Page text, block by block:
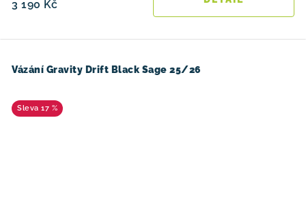
3 190 Kč
Vázání Gravity Drift Black Sage 25/26
17 %